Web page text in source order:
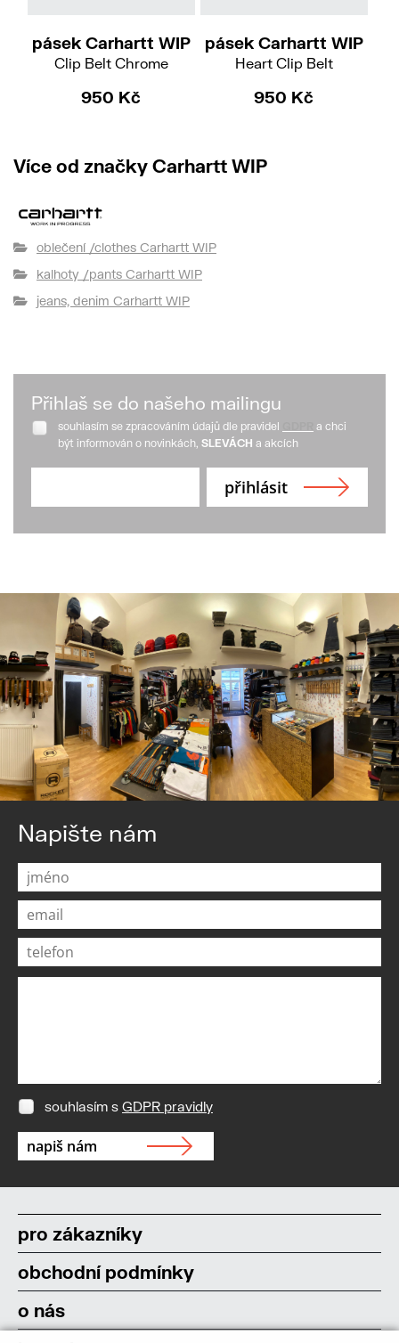
pásek Carhartt WIP
Clip Belt Chrome
950 Kč
pásek Carhartt WIP
Heart Clip Belt
950 Kč
Více od značky Carhartt WIP
oblečení /clothes Carhartt WIP
kalhoty /pants Carhartt WIP
jeans, denim Carhartt WIP
Přihlaš se do našeho mailingu
souhlasím se zpracováním údajů dle pravidel
a chci
být informován o novinkách, SLEVÁCH a akcích
Napište nám
souhlasím s GDPR pravidly
pro zákazníky
obchodní podmínky
o nás